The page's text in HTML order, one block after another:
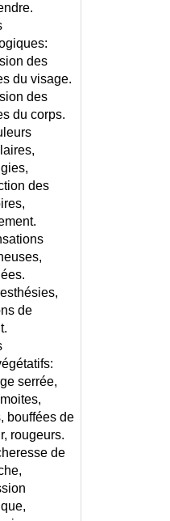
EN
des
du visage.
des
du corps.
des
de
serrée,
bouffées de
rougeurs.
de